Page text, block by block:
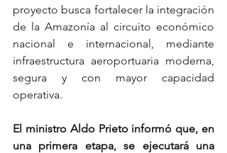
proyecto busca fortalecer la integración
de la Amazonía al circuito económico
nacional e internacional, mediante
infraestructura aeroportuaria moderna,
segura y con mayor capacidad
operativa.
El ministro Aldo Prieto informó que, en
una primera etapa, se ejecutará una